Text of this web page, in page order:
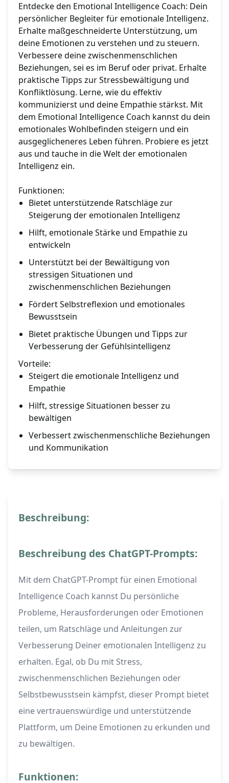
Entdecke den Emotional Intelligence Coach: Dein
persönlicher Begleiter für emotionale Intelligenz.
Erhalte maßgeschneiderte Unterstützung, um
deine Emotionen zu verstehen und zu steuern.
Verbessere deine zwischenmenschlichen
Beziehungen, sei es im Beruf oder privat. Erhalte
praktische Tipps zur Stressbewältigung und
Konfliktlösung. Lerne, wie du effektiv
kommunizierst und deine Empathie stärkst. Mit
dem Emotional Intelligence Coach kannst du dein
emotionales Wohlbefinden steigern und ein
ausgeglicheneres Leben führen. Probiere es jetzt
aus und tauche in die Welt der emotionalen
Intelligenz ein.
Funktionen:
Bietet unterstützende Ratschläge zur
Steigerung der emotionalen Intelligenz
Hilft, emotionale Stärke und Empathie zu
entwickeln
Unterstützt bei der Bewältigung von
stressigen Situationen und
zwischenmenschlichen Beziehungen
Fördert Selbstreflexion und emotionales
Bewusstsein
Bietet praktische Übungen und Tipps zur
Verbesserung der Gefühlsintelligenz
Vorteile:
Steigert die emotionale Intelligenz und
Empathie
Hilft, stressige Situationen besser zu
bewältigen
Verbessert zwischenmenschliche Beziehungen
und Kommunikation
Beschreibung:
Beschreibung des ChatGPT-Prompts:
Mit dem ChatGPT-Prompt für einen Emotional
Intelligence Coach kannst Du persönliche
Probleme, Herausforderungen oder Emotionen
teilen, um Ratschläge und Anleitungen zur
Verbesserung Deiner emotionalen Intelligenz zu
erhalten. Egal, ob Du mit Stress,
zwischenmenschlichen Beziehungen oder
Selbstbewusstsein kämpfst, dieser Prompt bietet
eine vertrauenswürdige und unterstützende
Plattform, um Deine Emotionen zu erkunden und
zu bewältigen.
Funktionen: